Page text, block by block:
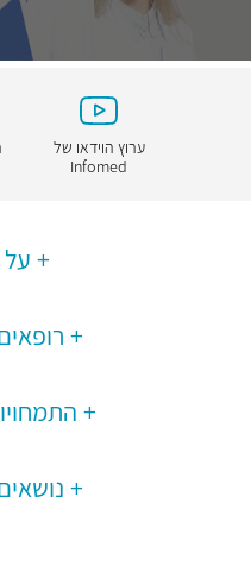
ערוץ הוידאו של
Infomed
על